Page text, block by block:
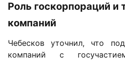
Роль госкорпораций и
компаний
Чебесков уточнил, что
компаний с